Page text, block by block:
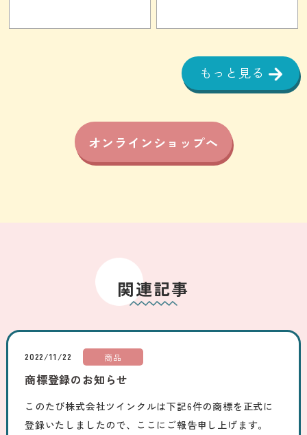
もっと見る
オンラインショップへ
関連記事
2022/11/22 商品
商標登録のお知らせ
このたび株式会社ツインクルは下記6件の商標を正式に
登録いたしましたので、ここにご報告申し上げます。